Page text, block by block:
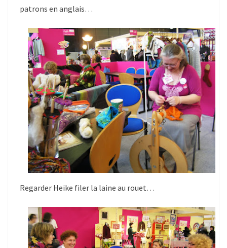
patrons en anglais…
Regarder Heike filer la laine au rouet…